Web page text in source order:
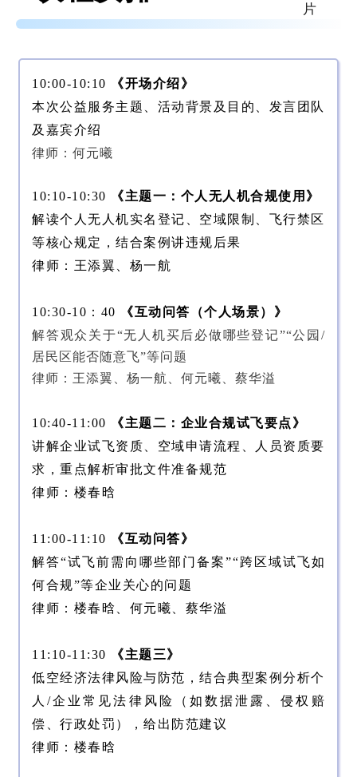
10:00-10:10
《开场介绍》
本次公益服务主题、活动背景及目的、发言团队
及嘉宾介绍
律师： 何元曦
10:10-10:30
《主题一：个人无人机合规使用》
解读个人无人机实名登记、空域限制、飞行禁区
等核心规定，结合案例讲违规后果
律师：王添翼、杨一航
10:30-10：40
《互动问答（个人场景）》
解答观众关于“无人机买后必做哪些登记”“公园/
居民区能否随意飞”等问题
律师：王添翼、杨一航、何元曦、蔡华溢
10:40-11:00
《主题二：企业合规试飞要点》
讲解企业试飞资质、空域申请流程、人员资质要
求，重点解析审批文件准备规范
律师：楼春晗
11:00-11:10
《互动问答》
解答“试飞前需向哪些部门备案”“跨区域试飞如
何合规”等企业关心的问题
律师：楼春晗、何元曦、蔡华溢
11:10-11:30
《主题三》
低空经济法律风险与防范，结合典型案例分析个
人/企业常见法律风险（如数据泄露、侵权赔
偿、行政处罚），给出防范建议
律师：楼春晗